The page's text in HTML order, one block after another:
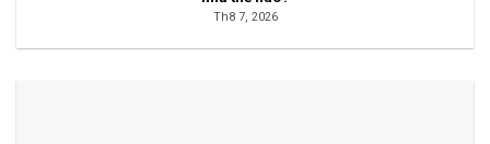
Th8 7, 2026